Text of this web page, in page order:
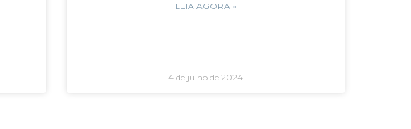
LEIA AGORA »
4 de julho de 2024